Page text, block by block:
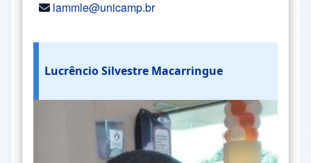
lammle@unicamp.br
Lucrêncio Silvestre Macarringue